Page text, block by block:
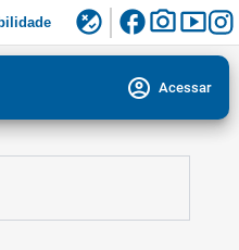
flaky facebookphoto_camerasmart_display
account_circle Acessar